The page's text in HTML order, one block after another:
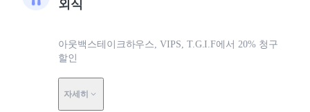
외식
아웃백스테이크하우스, VIPS, T.G.I.F에서 20% 청구
할인
자세히